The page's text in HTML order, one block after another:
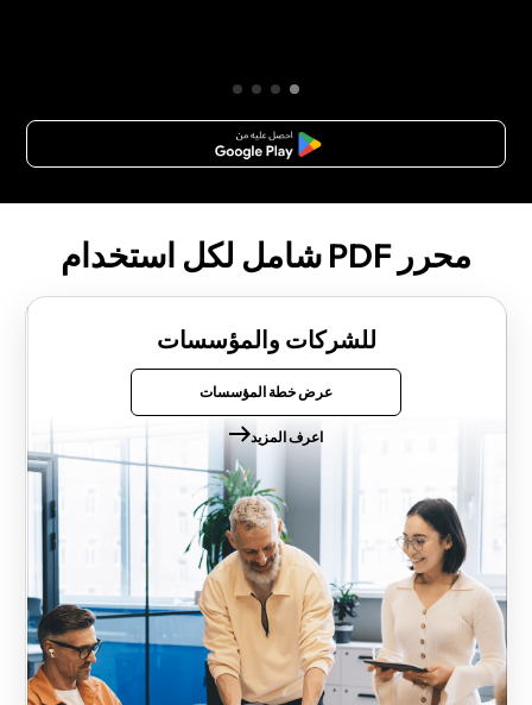
تنزيل مجاني
محرر PDF شامل لكل استخدام
للشركات والمؤسسات
عرض خطة المؤسسات
اعرف المزيد